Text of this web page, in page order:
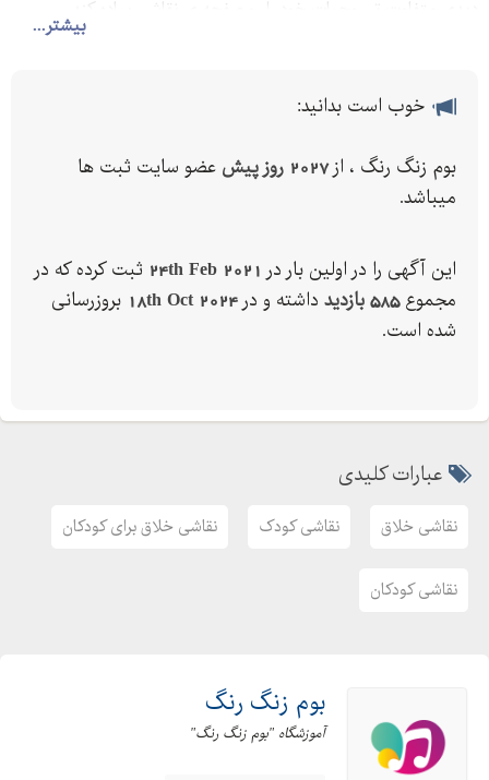
بیشتر...
خوب است بدانید:
بوم زنگ رنگ ، از2027 روز پیش
عضو سایت ثبت ها
میباشد.
این آگهی را در اولین بار در 24th Feb 2021 ثبت کرده که در
مجموع585 بازدید داشته و در 18th Oct 2024 بروزرسانی
شده است.
عبارات کلیدی
نقاشی خلاق نقاشی کودک نقاشی خلاق برای کودکان
نقاشی کودکان
بوم زنگ رنگ
آموزشگاه "بوم زنگ رنگ"